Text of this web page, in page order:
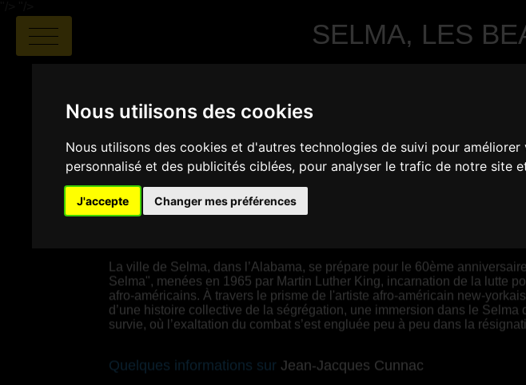
Nous utilisons des cookies
Nous utilisons des cookies et d'autres technologies de suivi pour
personnalisé et des publicités ciblées, pour analyser le trafic de notre site
J'accepte Changer mes préférences
SELMA, LES
Jean-Jacques Cunnac
La ville de Selma, dans l’Alabama, se prépare pour le 60ème
Selma", menées en 1965 par Martin Luther King, incarnation de la lutte
afro-américains. À travers le prisme de l'artiste afro-américain new-
d’une histoire collective de la ségrégation, une immersion dans le Selma
survie, où l’exaltation du combat s’est engluée peu à peu dans la
Quelques informations sur Jean-Jacques Cunnac